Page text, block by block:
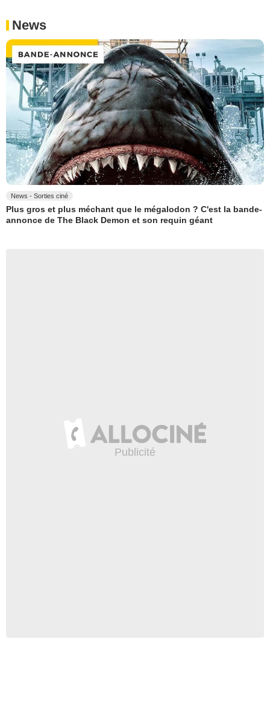
News
News - Sorties ciné
Plus gros et plus méchant que le mégalodon ? C'est la bande-
annonce de The Black Demon et son requin géant